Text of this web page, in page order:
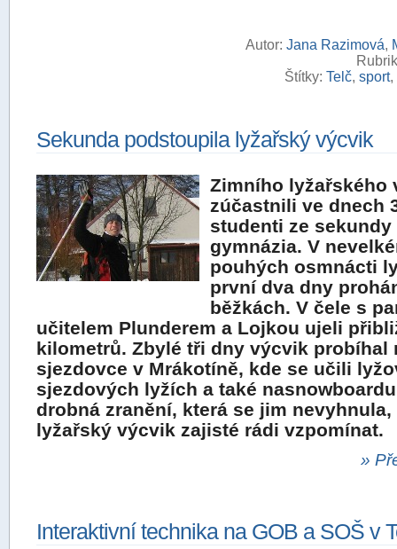
Autor: Jana Razimová,
Štítky: Telč, sport,
Sekunda podstoupila lyžařský výcvik
Zimního lyžařského
zúčastnili ve dnech
studenti ze
gymnázia. V
pouhých osmnácti
první dva dny
běžkách. V čele s
učitelem Plunderem a Lojkou ujeli
kilometrů. Zbylé tři dny výcvik probíhal
sjezdovce v Mrákotíně, kde se učili
sjezdových lyžích a také
drobná zranění, která se jim nevyhnula,
lyžařský výcvik zajisté rádi vzpomínat.
»
Interaktivní technika na GOB a SOŠ v